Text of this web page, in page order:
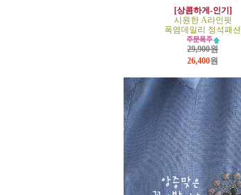
[상콤하게-인기]
시원한 A라인핏
폭염데일리 정석패션
29,900원
26,400원